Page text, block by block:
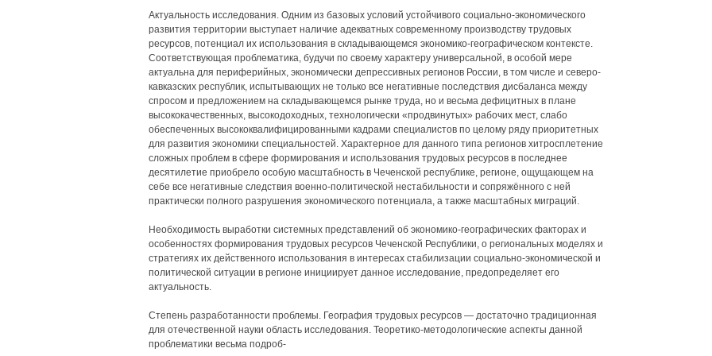
Актуальность исследования. Одним из базовых условий устойчивого социально-экономического
развития территории выступает наличие адекватных современному производству трудовых
ресурсов, потенциал их использования в складывающемся экономико-географическом контексте.
Соответствующая проблематика, будучи по своему характеру универсальной, в особой мере
актуальна для периферийных, экономически депрессивных регионов России, в том числе и северо-
кавказских республик, испытывающих не только все негативные последствия дисбаланса между
спросом и предложением на складывающемся рынке труда, но и весьма дефицитных в плане
высококачественных, высокодоходных, технологически «продвинутых» рабочих мест, слабо
обеспеченных высококвалифицированными кадрами специалистов по целому ряду приоритетных
для развития экономики специальностей. Характерное для данного типа регионов хитросплетение
сложных проблем в сфере формирования и использования трудовых ресурсов в последнее
десятилетие приобрело особую масштабность в Чеченской республике, регионе, ощущающем на
себе все негативные следствия военно-политической нестабильности и сопряжённого с ней
практически полного разрушения экономического потенциала, а также масштабных миграций.
Необходимость выработки системных представлений об экономико-географических факторах и
особенностях формирования трудовых ресурсов Чеченской Республики, о региональных моделях и
стратегиях их действенного использования в интересах стабилизации социально-экономической и
политической ситуации в регионе инициирует данное исследование, предопределяет его
актуальность.
Степень разработанности проблемы. География трудовых ресурсов — достаточно традиционная
для отечественной науки область исследования. Теоретико-методологические аспекты данной
проблематики весьма подроб-